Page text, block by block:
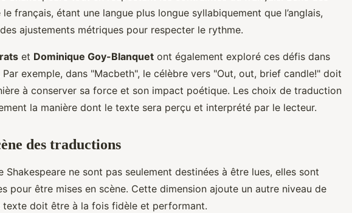
français, étant une langue plus longue syllabiquement que l’anglais,
ajustements métriques pour respecter le rythme.
et Dominique Goy-Blanquet ont également exploré ces défis dans
Par exemple, dans "Macbeth", le célèbre vers "Out, out, brief candle!" doit
à conserver sa force et son impact poétique. Les choix de traduction
la manière dont le texte sera perçu et interprété par le lecteur.
des traductions
Shakespeare ne sont pas seulement destinées à être lues, elles sont
pour être mises en scène. Cette dimension ajoute un autre niveau de
texte doit être à la fois fidèle et performant.